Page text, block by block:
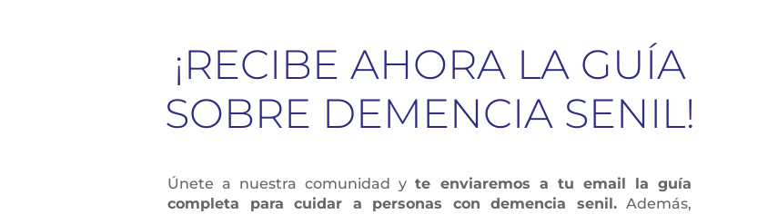
¡RECIBE AHORA LA GUÍA
SOBRE DEMENCIA SENIL!
Únete a nuestra comunidad yte enviaremos a tu email la guía
completa para cuidar a personas con demencia senil.Además,